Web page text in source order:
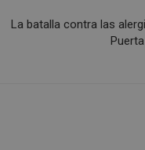
La batalla contra las
que